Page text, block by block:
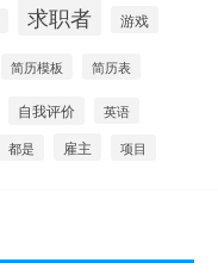
求职者 游戏
简历模板 简历表
自我评价 英语
都是 雇主 项目